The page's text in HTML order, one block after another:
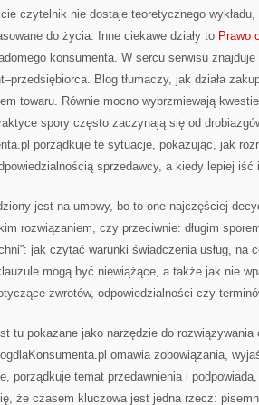
czytelnik nie dostaje teoretycznego
do życia. Inne ciekawe działy to Prawo
konsumenta. W sercu serwisu
Blog tłumaczy, jak działa
towaru. Równie mocno wybrzmiewają
spory często zaczynają się od
porządkuje te sytuacje, pokazując, jak
sprzedawcy, a kiedy lepiej iść
jest na umowy, bo to one najczęściej
rozwiązaniem, czy przeciwnie: długim
jak czytać warunki świadczenia usług, na
mogą być niewiążące, a także jak nie
zwrotów, odpowiedzialności czy
tu pokazane jako narzędzie do
omawia zobowiązania,
porządkuje temat przedawnienia i
że czasem kluczowa jest jedna rzecz: